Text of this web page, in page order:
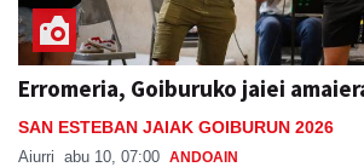
Erromeria, Goiburuko jaiei
SAN ESTEBAN JAIAK GOIBURUN 2026
Aiurri abu 10, 07:00 ANDOAIN